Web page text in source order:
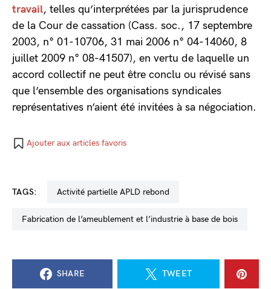
travail, telles qu’interprétées par la jurisprudence
de la Cour de cassation (Cass. soc., 17 septembre
2003, n° 01-10706, 31 mai 2006 n° 04-14060, 8
juillet 2009 n° 08-41507), en vertu de laquelle un
accord collectif ne peut être conclu ou révisé sans
que l’ensemble des organisations syndicales
représentatives n’aient été invitées à sa négociation.
Ajouter aux articles favoris
TAGS: Activité partielle APLD rebond
fabrication de l’ameublement et l’industrie à base de bois
SHARE TWEET